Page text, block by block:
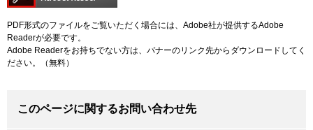
PDF形式のファイルをご覧いただく場合には、Adobe社が提供するAdobe
Readerが必要です。
Adobe Readerをお持ちでない方は、バナーのリンク先からダウンロードしてく
ださい。（無料）
このページに関するお問い合わせ先